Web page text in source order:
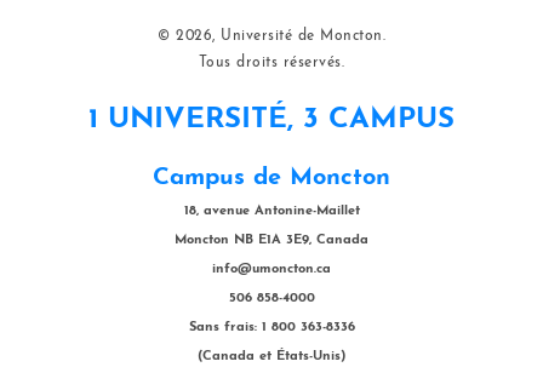
© 2026, Université de Moncton.
Tous droits réservés.
1 UNIVERSITÉ, 3 CAMPUS
Campus de Moncton
18, avenue Antonine-Maillet
Moncton NB E1A 3E9, Canada
info@umoncton.ca
506 858-4000
Sans frais: 1 800 363-8336
(Canada et États-Unis)